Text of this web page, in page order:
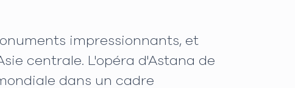
impressionnants, et
centrale. L'opéra d'Astana de
dans un cadre